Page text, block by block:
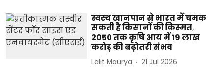
स्वस्थ खानपान से भारत में चमक
सकती है किसानों की किस्मत,
2050 तक कृषि आय में 19 लाख
करोड़ की बढ़ोतरी संभव
Lalit Maurya 21 Jul 2026